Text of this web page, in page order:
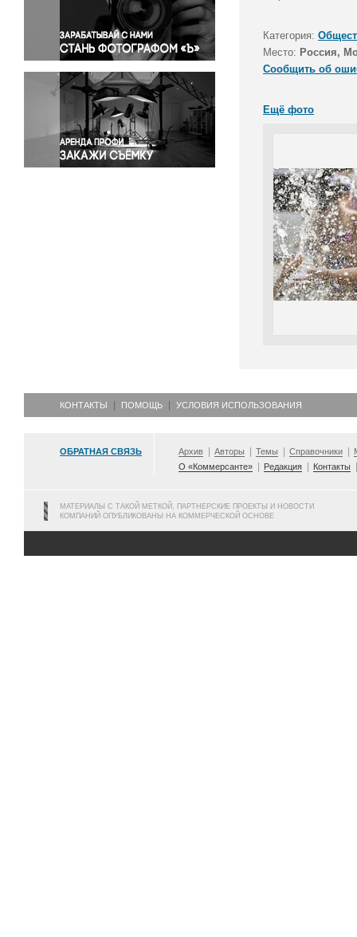
Правосудие
Происшествия и конфликты
Религия
Светская жизнь
Спорт
Экология
Экономика и бизнес
Категория:
Место: Россия,
Сообщить об
Ещё фото
КОНТАКТЫ ПОМОЩЬ УСЛОВИЯ ИСПОЛЬЗОВАНИЯ
ОБРАТНАЯ СВЯЗЬ Архив Авторы Темы Справочники
О «Коммерсанте»
Редакция Контакты
МАТЕРИАЛЫ С ТАКОЙ МЕТКОЙ, ПАРТНЕРСКИЕ ПРОЕКТЫ И НОВОСТИ
КОМПАНИЙ ОПУБЛИКОВАНЫ НА КОММЕРЧЕСКОЙ ОСНОВЕ